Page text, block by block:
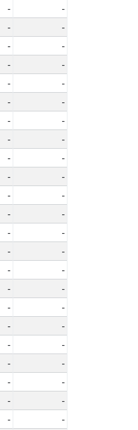
-
-
-
-
-
-
-
-
-
-
-
-
-
-
-
-
-
-
-
-
-
-
-
-
-
-
-
-
-
-
-
-
-
-
-
-
-
-
-
-
-
-
-
-
-
-